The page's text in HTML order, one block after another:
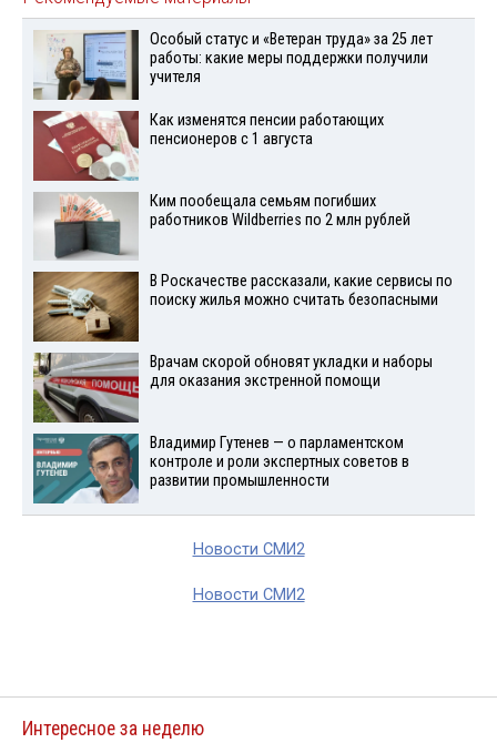
Особый статус и «Ветеран труда» за 25 лет
работы: какие меры поддержки получили
учителя
Как изменятся пенсии работающих
пенсионеров с 1 августа
Ким пообещала семьям погибших
работников Wildberries по 2 млн рублей
В Роскачестве рассказали, какие сервисы по
поиску жилья можно считать безопасными
Врачам скорой обновят укладки и наборы
для оказания экстренной помощи
Владимир Гутенев — о парламентском
контроле и роли экспертных советов в
развитии промышленности
Новости СМИ2
Новости СМИ2
Интересное за неделю